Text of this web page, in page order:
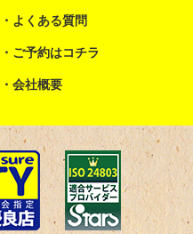
よくある質問
ご予約はコチラ
会社概要